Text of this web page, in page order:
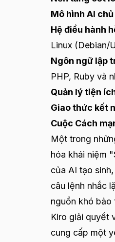
Mô hình AI chủ
Hệ điều hành
Linux (Debian/
Ngôn ngữ lập
PHP, Ruby và
Quản lý tiện
Giao thức kết
Cuộc Cách
Một trong
hóa khái niệm
của AI tạo
câu lệnh nhắc
nguồn khó bảo
Kiro giải quyết
cung cấp một